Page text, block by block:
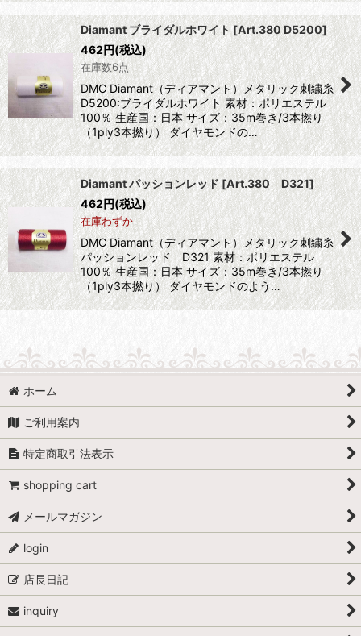
Diamant ブライダルホワイト [Art.380 D5200]
462円(税込)
在庫数6点
DMC Diamant（ディアマント）メタリック刺繍糸
D5200:ブライダルホワイト 素材：ポリエステル
100％ 生産国：日本 サイズ：35m巻き/3本撚り
（1ply3本撚り） ダイヤモンドの…
Diamant パッションレッド [Art.380 D321]
462円(税込)
在庫わずか
DMC Diamant（ディアマント）メタリック刺繍糸
パッションレッド D321 素材：ポリエステル
100％ 生産国：日本 サイズ：35m巻き/3本撚り
（1ply3本撚り） ダイヤモンドのよう…
ホーム
ご利用案内
特定商取引法表示
shopping cart
メールマガジン
login
店長日記
inquiry